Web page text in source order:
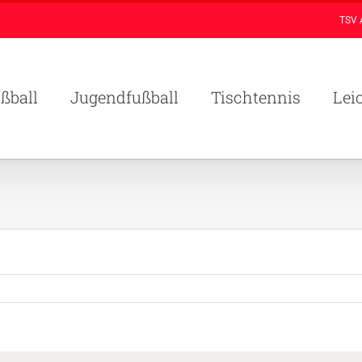
TSV
Jugendfußball Tischtennis